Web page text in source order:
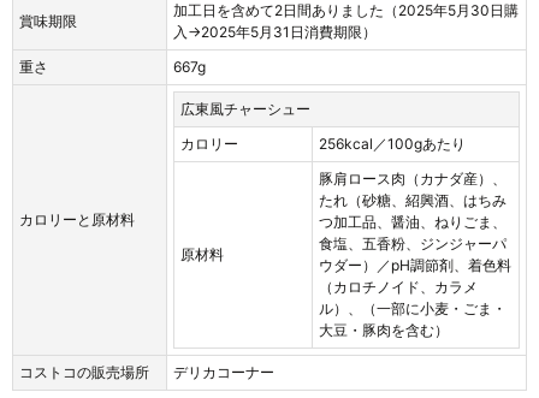
賞味期限
加工日を含めて2日間ありました（2025年5月30日購
入→2025年5月31日消費期限）
重さ
667g
カロリーと原材料
広東風チャーシュー
カロリー
256kcal／100gあたり
原材料
豚肩ロース肉（カナダ産）、
たれ（砂糖、紹興酒、はちみ
つ加工品、醤油、ねりごま、
食塩、五香粉、ジンジャーパ
ウダー）／pH調節剤、着色料
（カロチノイド、カラメ
ル）、（一部に小麦・ごま・
大豆・豚肉を含む）
コストコの販売場所 デリカコーナー